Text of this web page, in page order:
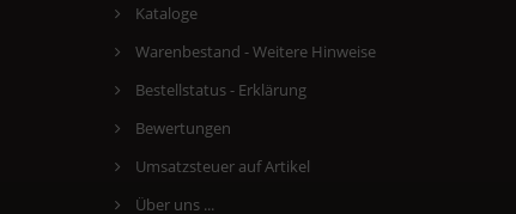
Kataloge
Warenbestand - Weitere Hinweise
Bestellstatus - Erklärung
Bewertungen
Umsatzsteuer auf Artikel
Über uns ...